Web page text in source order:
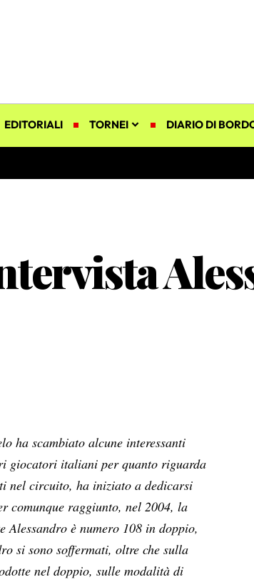
EDITORIALI TORNEI DIARIO DI
ha scambiato alcune interessanti
giocatori italiani per quanto riguarda
nel circuito, ha iniziato a dedicarsi
comunque raggiunto, nel 2004, la
è numero 108 in doppio,
si sono soffermati, oltre che sulla
nel doppio, sulle modalità di